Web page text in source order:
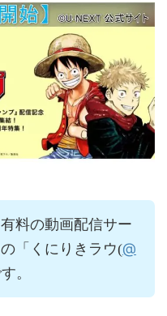
料の動画配信サー
「くにりきラウ(@
。